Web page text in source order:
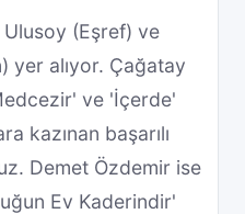
(Eşref) ve
yer alıyor. Çağatay
ve 'İçerde'
kazınan başarılı
Demet Özdemir ise
Ev Kaderindir'